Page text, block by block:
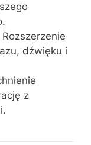
Rozszerzenie
dźwięku i
z